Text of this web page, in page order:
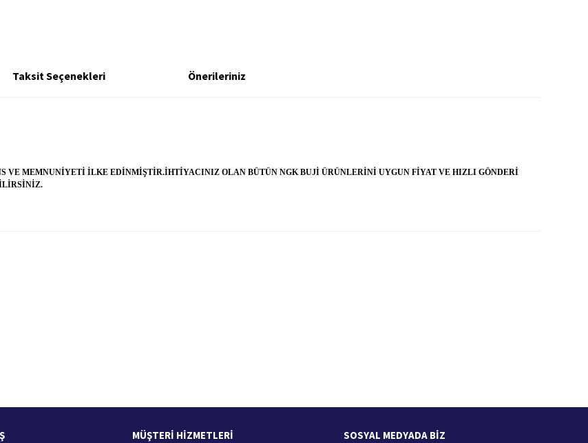
Taksit Seçenekleri Önerileriniz
VE MEMNUNİYETİ İLKE EDİNMİŞTİR.İHTİYACINIZ OLAN BÜTÜN NGK BUJİ ÜRÜNLERİNİ UYGUN FİYAT VE HIZLI GÖNDERİ
MÜŞTERİ HİZMETLERİ SOSYAL MEDYADA BİZ